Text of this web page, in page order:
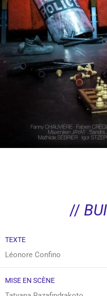
//
TEXTE
Léonore Confino
MISE EN SCÈNE